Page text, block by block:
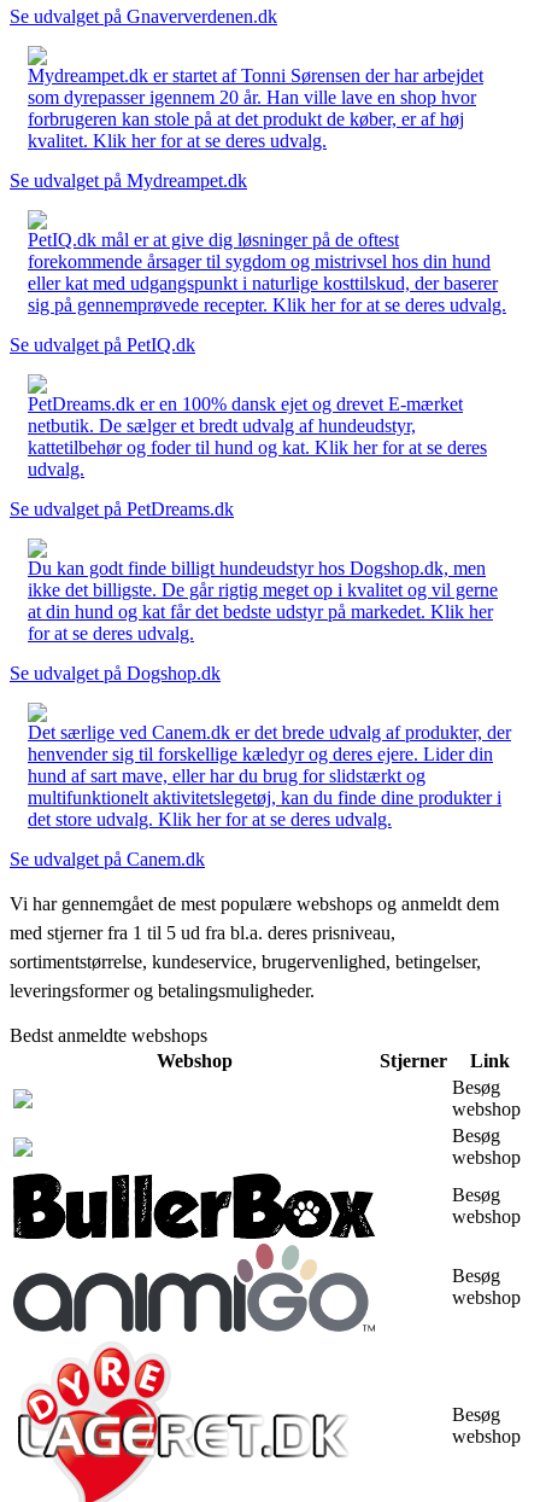
Se udvalget på Gnaververdenen.dk
Mydreampet.dk er startet af Tonni Sørensen der har arbejdet
som dyrepasser igennem 20 år. Han ville lave en shop hvor
forbrugeren kan stole på at det produkt de køber, er af høj
kvalitet. Klik her for at se deres udvalg.
Se udvalget på Mydreampet.dk
PetIQ.dk mål er at give dig løsninger på de oftest
forekommende årsager til sygdom og mistrivsel hos din hund
eller kat med udgangspunkt i naturlige kosttilskud, der baserer
sig på gennemprøvede recepter. Klik her for at se deres udvalg.
Se udvalget på PetIQ.dk
PetDreams.dk er en 100% dansk ejet og drevet E-mærket
netbutik. De sælger et bredt udvalg af hundeudstyr,
kattetilbehør og foder til hund og kat. Klik her for at se deres
udvalg.
Se udvalget på PetDreams.dk
Du kan godt finde billigt hundeudstyr hos Dogshop.dk, men
ikke det billigste. De går rigtig meget op i kvalitet og vil gerne
at din hund og kat får det bedste udstyr på markedet. Klik her
for at se deres udvalg.
Se udvalget på Dogshop.dk
Det særlige ved Canem.dk er det brede udvalg af produkter, der
henvender sig til forskellige kæledyr og deres ejere. Lider din
hund af sart mave, eller har du brug for slidstærkt og
multifunktionelt aktivitetslegetøj, kan du finde dine produkter i
det store udvalg. Klik her for at se deres udvalg.
Se udvalget på Canem.dk
Vi har gennemgået de mest populære webshops og anmeldt dem
med stjerner fra 1 til 5 ud fra bl.a. deres prisniveau,
sortimentstørrelse, kundeservice, brugervenlighed, betingelser,
leveringsformer og betalingsmuligheder.
Bedst anmeldte webshops
Webshop
Stjerner
Link
Besøg
webshop
Besøg
webshop
Besøg
webshop
Besøg
webshop
Besøg
webshop